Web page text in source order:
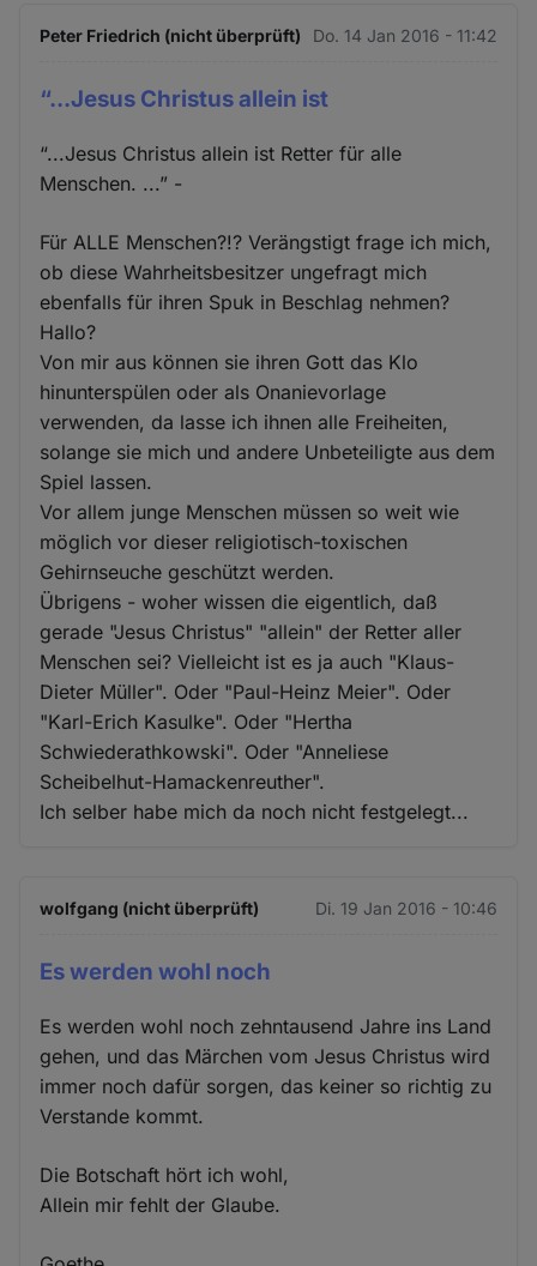
Peter Friedrich (nicht überprüft) Do. 14 Jan 2016 - 11:42
“...Jesus Christus allein ist
“...Jesus Christus allein ist Retter für alle
Menschen. ...” -
Für ALLE Menschen?!? Verängstigt frage ich mich,
ob diese Wahrheitsbesitzer ungefragt mich
ebenfalls für ihren Spuk in Beschlag nehmen?
Hallo?
Von mir aus können sie ihren Gott das Klo
hinunterspülen oder als Onanievorlage
verwenden, da lasse ich ihnen alle Freiheiten,
solange sie mich und andere Unbeteiligte aus dem
Spiel lassen.
Vor allem junge Menschen müssen so weit wie
möglich vor dieser religiotisch-toxischen
Gehirnseuche geschützt werden.
Übrigens - woher wissen die eigentlich, daß
gerade "Jesus Christus" "allein" der Retter aller
Menschen sei? Vielleicht ist es ja auch "Klaus-
Dieter Müller". Oder "Paul-Heinz Meier". Oder
"Karl-Erich Kasulke". Oder "Hertha
Schwiederathkowski". Oder "Anneliese
Scheibelhut-Hamackenreuther".
Ich selber habe mich da noch nicht festgelegt...
wolfgang (nicht überprüft) Di. 19 Jan 2016 - 10:46
Es werden wohl noch
Es werden wohl noch zehntausend Jahre ins Land
gehen, und das Märchen vom Jesus Christus wird
immer noch dafür sorgen, das keiner so richtig zu
Verstande kommt.
Die Botschaft hört ich wohl,
Allein mir fehlt der Glaube.